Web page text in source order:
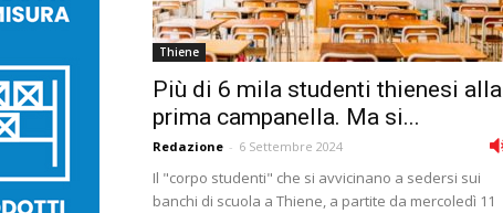
Thiene
Più di 6 mila studenti thienesi alla
prima campanella. Ma si...
Redazione - 6 Settembre 2024
Il "corpo studenti" che si avvicinano a sedersi sui
banchi di scuola a Thiene, a partite da mercoledì 11